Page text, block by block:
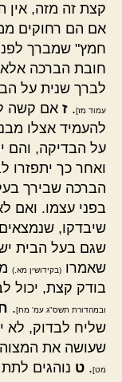
קצת זה מזה,
אם הם רחוקים
חמץ" שמברך
חובת הברכה אלא
לברך שנית על
עמוד מז]. ז אם קשה
להעמיד אצלו
על הבדיקה, והם
ואחר כך יתפזרו
הברכה שבירך
בפני עצמו. ואם
שיבדקו,
שגם בעל הבית
שאמרו (בקידושין מא.)
בודק קצת, יכול
ובמהדורת תשס"ג עמ' מח].
שליח לבדוק, לא
שעושה את
מט]. ט נוהגים